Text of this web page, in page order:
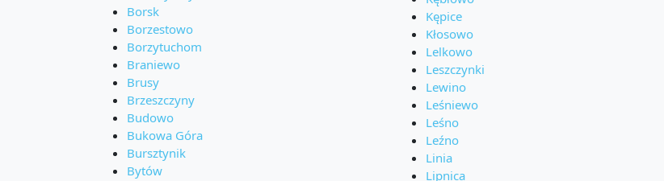
Borsk
Borzestowo
Borzytuchom
Braniewo
Brusy
Brzeszczyny
Budowo
Bukowa Góra
Bursztynik
Bytów
Kępice
Kłosowo
Lelkowo
Leszczynki
Lewino
Leśniewo
Leśno
Leźno
Linia
Lipnica